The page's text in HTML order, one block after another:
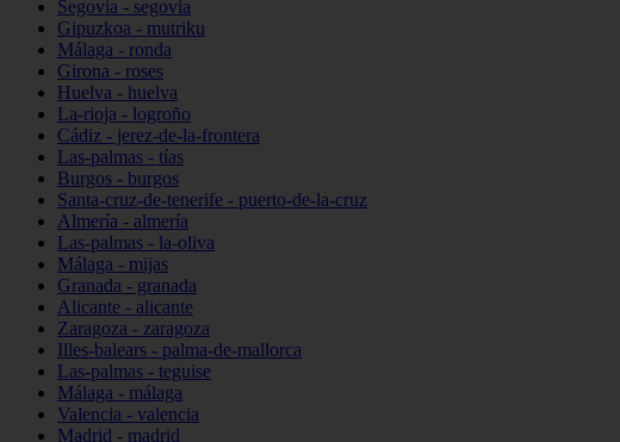
Segovia - segovia
Gipuzkoa - mutriku
Málaga - ronda
Girona - roses
Huelva - huelva
La-rioja - logroño
Cádiz - jerez-de-la-frontera
Las-palmas - tías
Burgos - burgos
Santa-cruz-de-tenerife - puerto-de-la-cruz
Almería - almería
Las-palmas - la-oliva
Málaga - mijas
Granada - granada
Alicante - alicante
Zaragoza - zaragoza
Illes-balears - palma-de-mallorca
Las-palmas - teguise
Málaga - málaga
Valencia - valencia
Madrid - madrid